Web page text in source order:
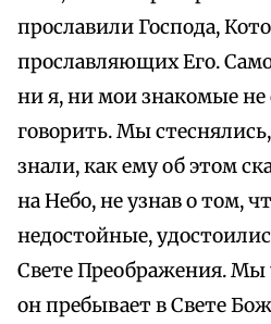
прославили Господа,
прославляющих Его.
ни я, ни мои знакомые не
говорить. Мы
знали, как ему об этом
на Небо, не узнав о том,
недостойные,
Свете Преображения. Мы
он пребывает в Свете